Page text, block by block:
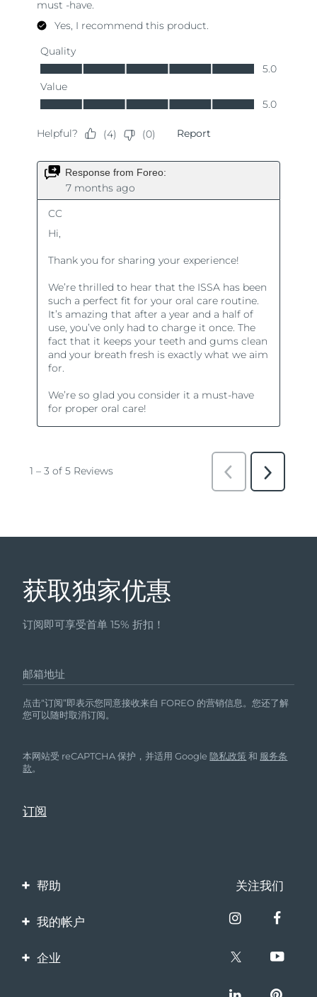
获取独家优惠
订阅即可享受首单 15% 折扣！
邮箱地址
点击“订阅”即表示您同意接收来自 FOREO 的营销信息。您还了解
您可以随时取消订阅。
本网站受 reCAPTCHA 保护，并适用 Google隐私政策 和 服务条
款。
帮助
联系我们
关注我们
我的帐户
产品注册
企业